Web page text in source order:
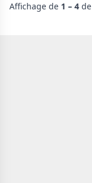
Affichage de 1 – 4 de